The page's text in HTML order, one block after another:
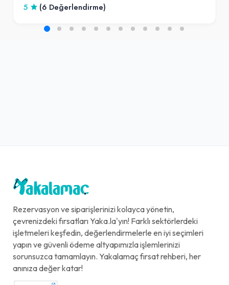
5
(6 Değerlendirme)
Rezervasyon ve siparişlerinizi kolayca yönetin,
çevrenizdeki fırsatları Yaka.la'yın! Farklı sektörlerdeki
işletmeleri keşfedin, değerlendirmelerle en iyi seçimleri
yapın ve güvenli ödeme altyapımızla işlemlerinizi
sorunsuzca tamamlayın. Yakalamaç fırsat rehberi, her
anınıza değer katar!